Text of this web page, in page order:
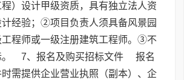
）设计甲级资质，具有独立法人资
经验；②项目负责人须具备风景园
程师或一级注册建筑工程师。③不
。 7、报名及购买招标文件 报名
需提供企业营业执照（副本）、企